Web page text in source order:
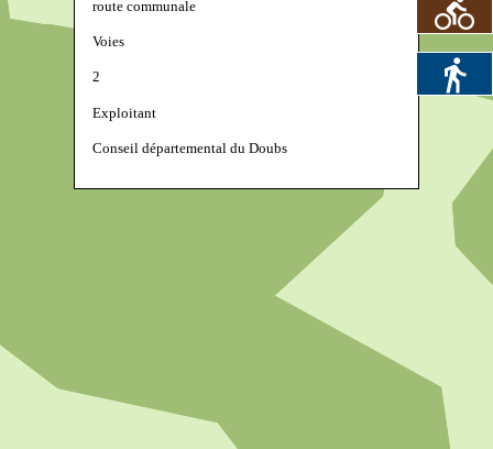
route communale
Voies
2
Exploitant
Conseil départemental du Doubs